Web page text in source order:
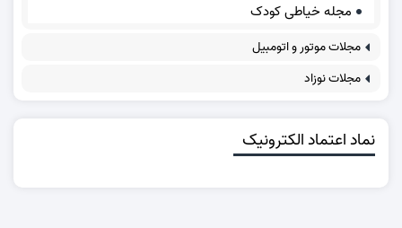
مجله خیاطی کودک
مجلات موتور و اتومبیل
مجلات نوزاد
نماد اعتماد الکترونیک